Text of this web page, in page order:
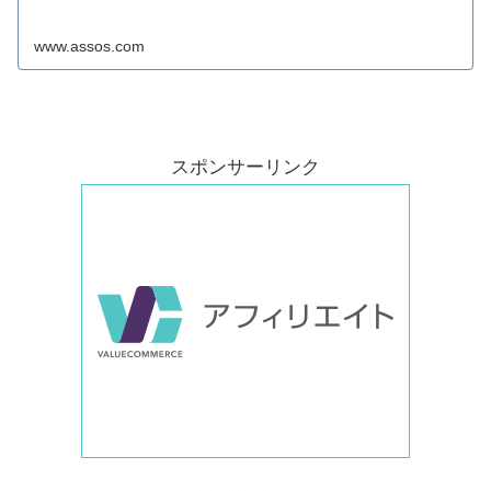
www.assos.com
スポンサーリンク